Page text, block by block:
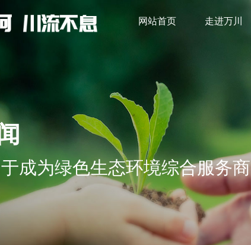
网站首页 走进万川
成为绿色生态环境综合服务商